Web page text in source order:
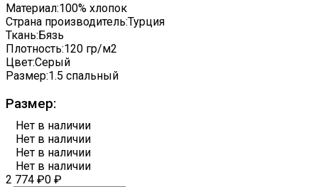
Материал:100% хлопок
Страна производитель:Турция
Ткань:Бязь
Плотность:120 гр/м2
Цвет:Серый
Размер:1.5 спальный
Размер:
Нет в наличии
Нет в наличии
Нет в наличии
Нет в наличии
2 774 ₽0 ₽